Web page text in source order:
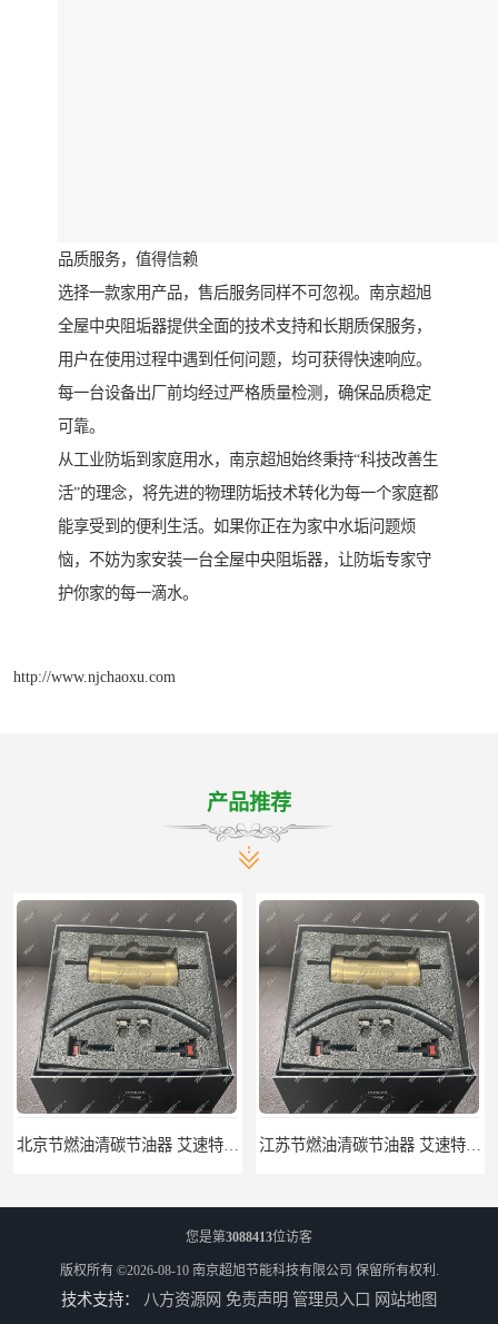
品质服务，值得信赖
选择一款家用产品，售后服务同样不可忽视。南京超旭
全屋中央阻垢器提供全面的技术支持和长期质保服务，
用户在使用过程中遇到任何问题，均可获得快速响应。
每一台设备出厂前均经过严格质量检测，确保品质稳定
可靠。
从工业防垢到家庭用水，南京超旭始终秉持“科技改善生
活”的理念，将先进的物理防垢技术转化为每一个家庭都
能享受到的便利生活。如果你正在为家中水垢问题烦
恼，不妨为家安装一台全屋中央阻垢器，让防垢专家守
护你家的每一滴水。
http://www.njchaoxu.com
产品推荐
您是第3088413位访客
版权所有 ©2026-08-10 南京超旭节能科技有限公司 保留所有权利.
技术支持： 八方资源网 免责声明 管理员入口 网站地图